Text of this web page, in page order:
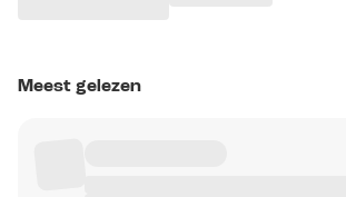
Meest gelezen